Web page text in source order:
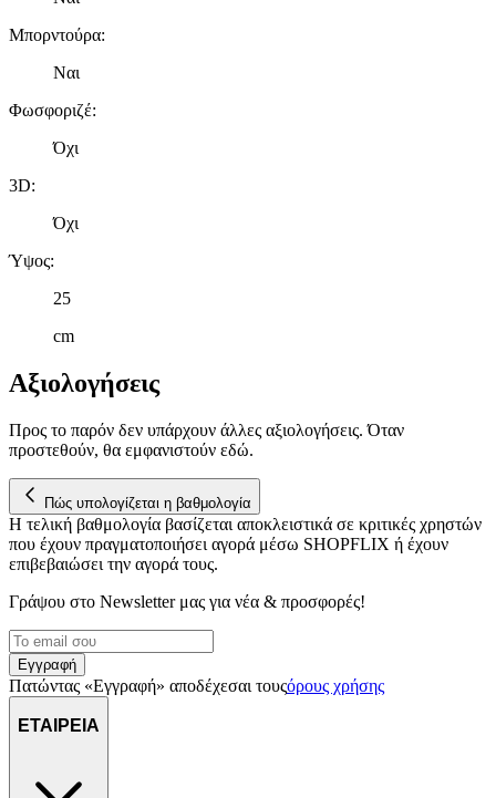
Μπορντούρα:
Ναι
Φωσφοριζέ:
Όχι
3D:
Όχι
Ύψος:
25
cm
Αξιολογήσεις
Προς το παρόν δεν υπάρχουν άλλες αξιολογήσεις. Όταν
προστεθούν, θα εμφανιστούν εδώ.
Πώς υπολογίζεται η βαθμολογία
Η τελική βαθμολογία βασίζεται αποκλειστικά σε κριτικές χρηστών
που έχουν πραγματοποιήσει αγορά μέσω SHOPFLIX ή έχουν
επιβεβαιώσει την αγορά τους.
Γράψου στο Νewsletter μας για νέα & προσφορές!
Εγγραφή
Πατώντας «Εγγραφή» αποδέχεσαι τουςόρους χρήσης
ΕΤΑΙΡΕΙΑ